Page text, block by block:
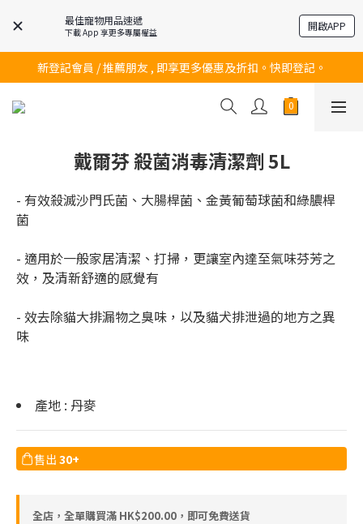
最佳寵物用品速遞
下載 App 享更多專屬權益 開啟APP
訂購滿$200 即可免費送貨!
訂購滿$200 即可免費送貨!
新登記會員 / 推薦朋友 , 即享更多優惠及折扣。快即登記。
訂購滿$200 即可免費送貨!
戴爾芬 殺菌消毒清潔劑 5L
- 有效殺滅沙門氏菌、大腸桿菌、金黃葡萄球菌和綠膿桿
菌
- 適用於一般家居清潔、打掃，更讓室內達至氣味芬芳之
效，及清新舒適的感覺有
- 效去除貓大排漏物之臭味，以及貓犬排泄過的地方之異
味
產地 : 丹麥
售出 30+
全店，全單購買滿 HK$200.00，即可免費送貨